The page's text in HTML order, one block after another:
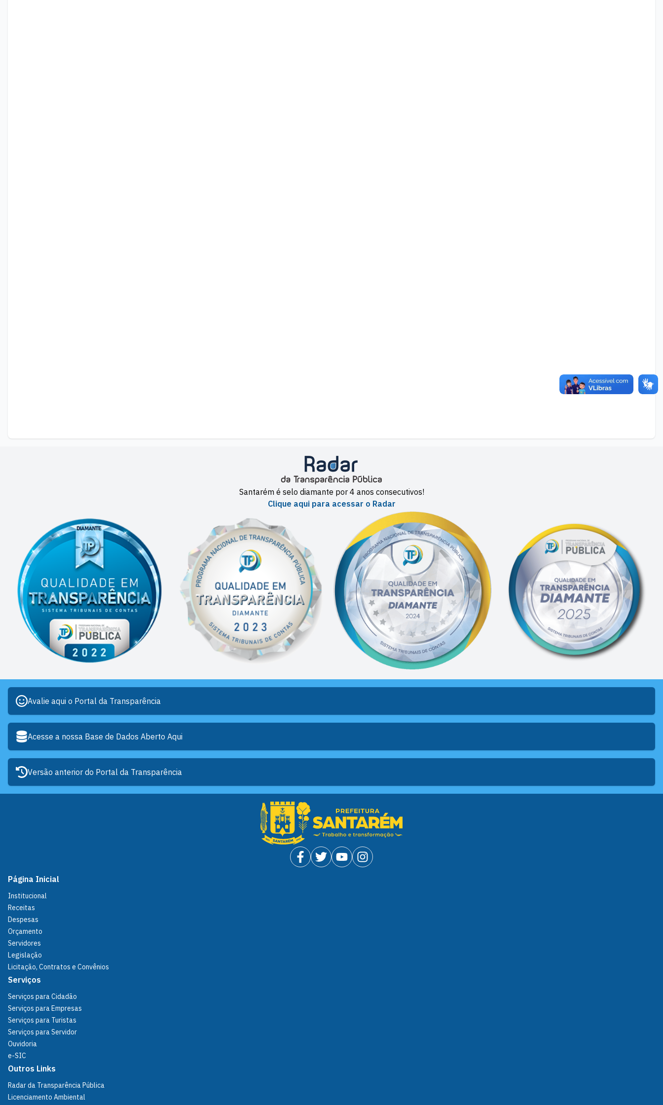
Santarém é selo diamante por 4 anos consecutivos!
Clique aqui para acessar o Radar
Avalie aqui o Portal da Transparência
Acesse a nossa Base de Dados Aberto Aqui
Versão anterior do Portal da Transparência
Página Inicial
Institucional
Receitas
Despesas
Orçamento
Servidores
Legislação
Licitação, Contratos e Convênios
Serviços
Serviços para Cidadão
Serviços para Empresas
Serviços para Turistas
Serviços para Servidor
Ouvidoria
e-SIC
Outros Links
Radar da Transparência Pública
Licenciamento Ambiental